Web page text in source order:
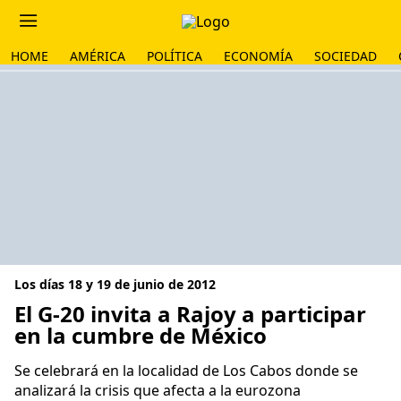
HOME AMÉRICA POLÍTICA ECONOMÍA SOCIEDAD
Los días 18 y 19 de junio de 2012
El G-20 invita a Rajoy a participar
en la cumbre de México
Se celebrará en la localidad de Los Cabos donde se
analizará la crisis que afecta a la eurozona